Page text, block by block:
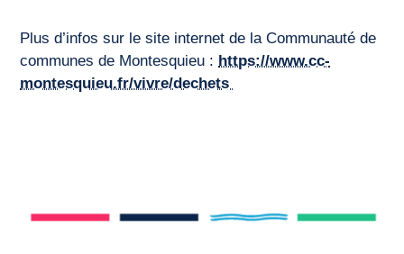
Plus d’infos sur le site internet de la Communauté de
communes de Montesquieu : https://www.cc-
montesquieu.fr/vivre/dechets